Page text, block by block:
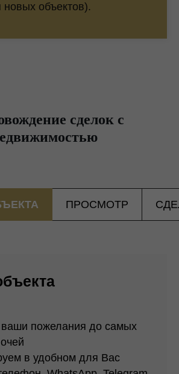
новых объектов).
сделок с
ПРОСМОТР
пожелания до самых
в удобном для Вас